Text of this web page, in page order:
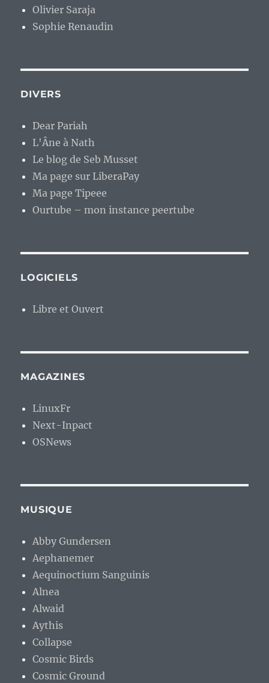
Olivier Saraja
Sophie Renaudin
DIVERS
Dear Pariah
L'Âne à Nath
Le blog de Seb Musset
Ma page sur LiberaPay
Ma page Tipeee
Ourtube – mon instance peertube
LOGICIELS
Libre et Ouvert
MAGAZINES
LinuxFr
Next-Inpact
OSNews
MUSIQUE
Abby Gundersen
Aephanemer
Aequinoctium Sanguinis
Alnea
Alwaid
Aythis
Collapse
Cosmic Birds
Cosmic Ground